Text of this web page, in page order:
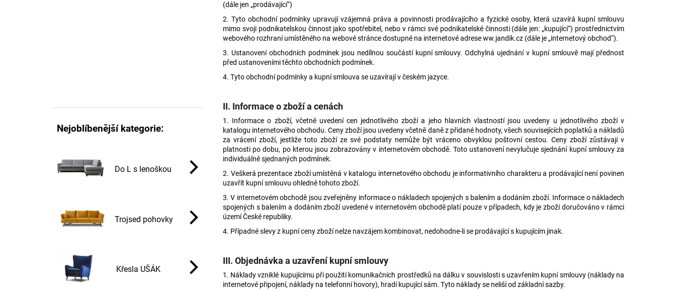
Nejoblíbenější kategorie:
Do L s lenoškou
Trojsed pohovky
Křesla UŠÁK
(dále jen „prodávající“)
2. Tyto obchodní podmínky upravují vzájemná práva a povinnosti prodávajícího a fyzické osoby, která uzavírá kupní smlouvu
mimo svoji podnikatelskou činnost jako spotřebitel, nebo v rámci své podnikatelské činnosti (dále jen: „kupující“) prostřednictvím
webového rozhraní umístěného na webové stránce dostupné na internetové adrese ww.jandik.cz (dále je „internetový obchod“).
3. Ustanovení obchodních podmínek jsou nedílnou součástí kupní smlouvy. Odchylná ujednání v kupní smlouvě mají přednost
před ustanoveními těchto obchodních podmínek.
4. Tyto obchodní podmínky a kupní smlouva se uzavírají v českém jazyce.
II. Informace o zboží a cenách
1. Informace o zboží, včetně uvedení cen jednotlivého zboží a jeho hlavních vlastností jsou uvedeny u jednotlivého zboží v
katalogu internetového obchodu. Ceny zboží jsou uvedeny včetně daně z přidané hodnoty, všech souvisejících poplatků a nákladů
za vrácení zboží, jestliže toto zboží ze své podstaty nemůže být vráceno obvyklou poštovní cestou. Ceny zboží zůstávají v
platnosti po dobu, po kterou jsou zobrazovány v internetovém obchodě. Toto ustanovení nevylučuje sjednání kupní smlouvy za
individuálně sjednaných podmínek.
2. Veškerá prezentace zboží umístěná v katalogu internetového obchodu je informativního charakteru a prodávající není povinen
uzavřít kupní smlouvu ohledně tohoto zboží.
3. V internetovém obchodě jsou zveřejněny informace o nákladech spojených s balením a dodáním zboží. Informace o nákladech
spojených s balením a dodáním zboží uvedené v internetovém obchodě platí pouze v případech, kdy je zboží doručováno v rámci
území České republiky.
4. Případné slevy z kupní ceny zboží nelze navzájem kombinovat, nedohodne-li se prodávající s kupujícím jinak.
III. Objednávka a uzavření kupní smlouvy
1. Náklady vzniklé kupujícímu při použití komunikačních prostředků na dálku v souvislosti s uzavřením kupní smlouvy (náklady na
internetové připojení, náklady na telefonní hovory), hradí kupující sám. Tyto náklady se neliší od základní sazby.
8 000 Kč